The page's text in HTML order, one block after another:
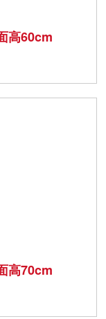
高60cm
高70cm